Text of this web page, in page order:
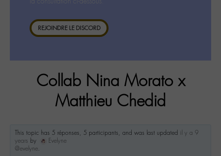
REJOINDRE LE DISCORD
Collab Nina Morato x
Matthieu Chedid
This topic has 5 réponses, 5 participants, and was last updated il y a 9
years by
Evelyne
@evelyne.